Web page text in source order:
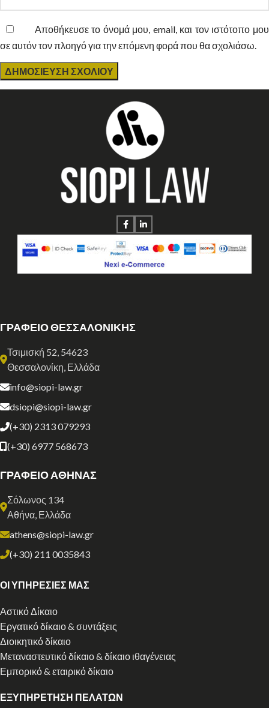
Αποθήκευσε το όνομά μου, email, και τον ιστότοπο μου
σε αυτόν τον πλοηγό για την επόμενη φορά που θα σχολιάσω.
ΓΡΑΦΕΙΟ ΘΕΣΣΑΛΟΝΙΚΗΣ
Τσιμισκή 52, 54623
Θεσσαλονίκη, Ελλάδα
info@siopi-law.gr
dsiopi@siopi-law.gr
(+30) 2313 079293
(+30) 6977 568673
ΓΡΑΦΕΙΟ ΑΘΗΝΑΣ
Σόλωνος 134
Αθήνα, Ελλάδα
athens@siopi-law.gr
(+30) 211 0035843
ΟΙ ΥΠΗΡΕΣΙΕΣ ΜΑΣ
Αστικό Δίκαιο
Εργατικό δίκαιο & συντάξεις
Διοικητικό δίκαιο
Μεταναστευτικό δίκαιο & δίκαιο ιθαγένειας
Εμπορικό & εταιρικό δίκαιο
ΕΞΥΠΗΡΕΤΗΣΗ ΠΕΛΑΤΩΝ